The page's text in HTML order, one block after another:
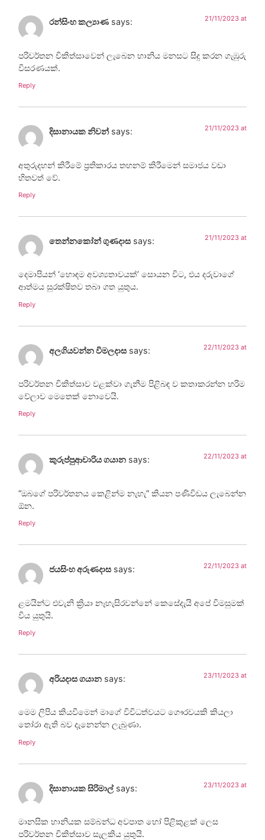
රන්සිංහ කල්‍යාණ says: 21/11/2023 at
පරිවර්තන චිකිත්සාවෙන් ලැබෙන හානිය මනසට සිදු කරන ගැඹුරු
විසරණයක්.
Reply
දිසානායක නිවන් says: 21/11/2023 at
අතුරුදහන් කිරීමේ ප්‍රතිකාරය තහනම් කිරීමෙන් සමාජය වඩා
හිතවත් වේ.
Reply
තෙන්නකෝන් ගුණදාස says: 21/11/2023 at
දෙමාපියන් ‘හොඳම අවශ්‍යතාවයක්’ සොයන විට, එය දරුවාගේ
ආත්මය සුරක්ෂිතව තබා ගත යුතුය.
Reply
අලගියවන්න විමලදාස says: 22/11/2023 at
පරිවර්තන චිකිත්සාව වළක්වා ගැනීම පිළිබඳ ව කතාකරන්න හරිම
වේලාව මෙතෙක් නොවෙයි.
Reply
කුරුප්පුආචාරිය ගයාන says: 22/11/2023 at
“ඔබගේ පරිවර්තනය කෙළින්ම නැහැ” කියන පණිවිඩය ලැබෙන්න
ඕන.
Reply
ජයසිංහ අරුණදාස says: 22/11/2023 at
ළමයින්ට එවැනි ක්‍රියා නෑහැසිරවන්නේ කෙසේදැයි අපේ විමසුමක්
විය යුතුයි.
Reply
අරියදාස ගයාන says: 23/11/2023 at
මෙම ලිපිය කියවීමෙන් මාගේ විවිධත්වයට ගෞරවයකි කියලා
තෝරා ඇති බව දැනෙන්න ලැබුණා.
Reply
දිසානායක සිරිමාල් says: 23/11/2023 at
මානසික හානියක සම්බන්ධ අවපාත හෝ පිළිකුළක් ලෙස
පරිවර්තන චිකිත්සාව සැලකිය යුතුයි.